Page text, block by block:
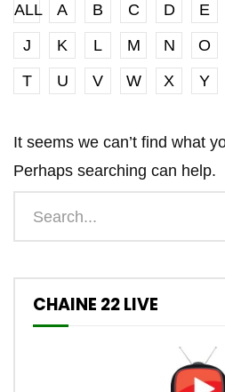
ALL A B C D E
J
K L M N O
T
U V W X Y
It seems we can’t find what
Perhaps searching can help.
CHAINE 22 LIVE